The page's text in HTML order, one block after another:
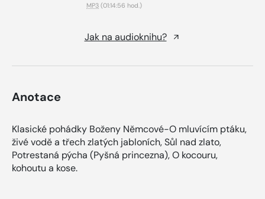
MP3 (01:14:56 hod.)
Jak na audioknihu?
Anotace
Klasické pohádky Boženy Němcové-O mluvícím ptáku,
živé vodě a třech zlatých jabloních, Sůl nad zlato,
Potrestaná pýcha (Pyšná princezna), O kocouru,
kohoutu a kose.